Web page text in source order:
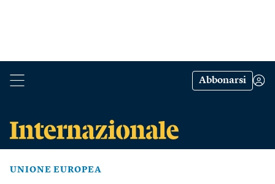
Abbonarsi
UNIONE EUROPEA